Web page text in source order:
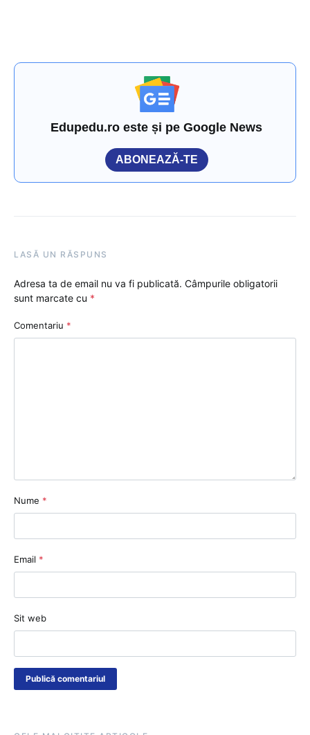
Edupedu.ro este și pe Google News
ABONEAZĂ-TE
LASĂ UN RĂSPUNS
Adresa ta de email nu va fi publicată. Câmpurile obligatorii
sunt marcate cu *
Comentariu *
Nume *
Email *
Sit web